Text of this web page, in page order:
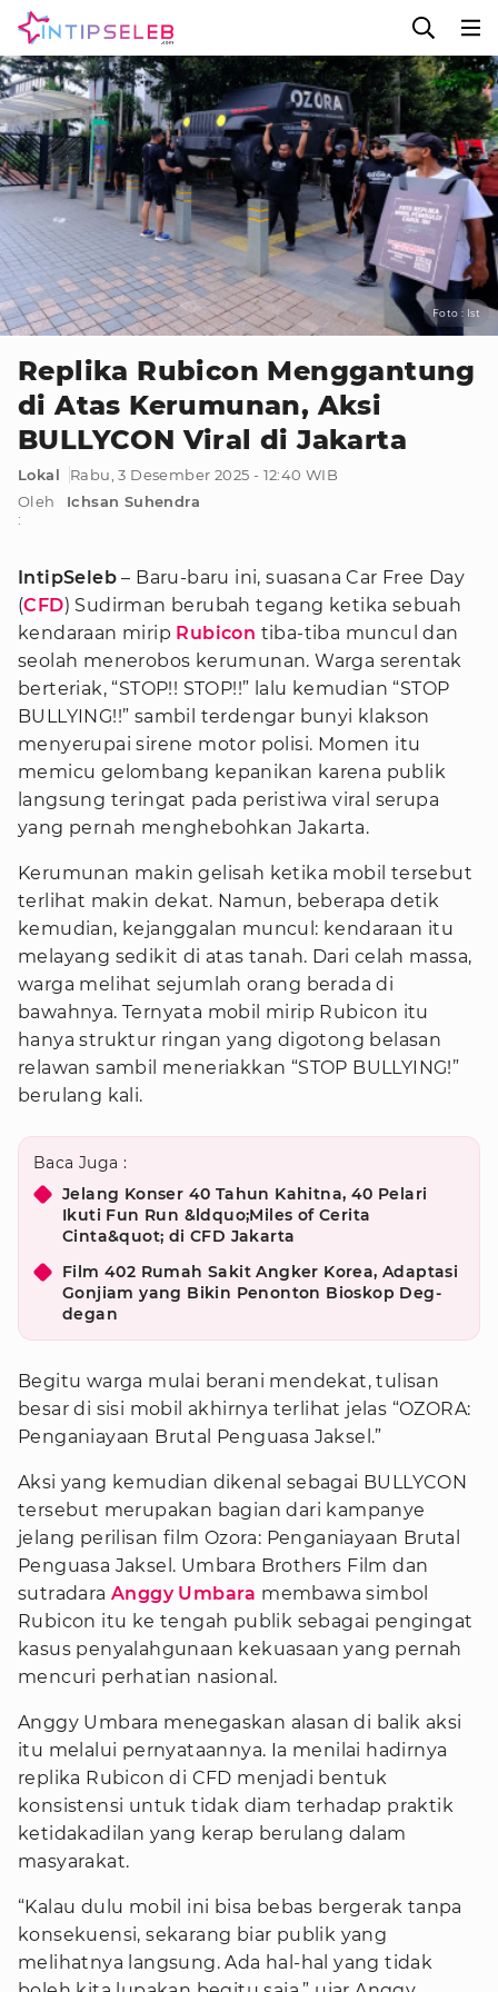
Foto : Ist
Replika Rubicon Menggantung
di Atas Kerumunan, Aksi
BULLYCON Viral di Jakarta
Lokal
Rabu, 3 Desember 2025 - 12:40 WIB
Oleh
:
Ichsan Suhendra
IntipSeleb – Baru-baru ini, suasana Car Free Day
(CFD) Sudirman berubah tegang ketika sebuah
kendaraan mirip Rubicon tiba-tiba muncul dan
seolah menerobos kerumunan. Warga serentak
berteriak, “STOP!! STOP!!” lalu kemudian “STOP
BULLYING!!” sambil terdengar bunyi klakson
menyerupai sirene motor polisi. Momen itu
memicu gelombang kepanikan karena publik
langsung teringat pada peristiwa viral serupa
yang pernah menghebohkan Jakarta.
Kerumunan makin gelisah ketika mobil tersebut
terlihat makin dekat. Namun, beberapa detik
kemudian, kejanggalan muncul: kendaraan itu
melayang sedikit di atas tanah. Dari celah massa,
warga melihat sejumlah orang berada di
bawahnya. Ternyata mobil mirip Rubicon itu
hanya struktur ringan yang digotong belasan
relawan sambil meneriakkan “STOP BULLYING!”
berulang kali.
Baca Juga :
Jelang Konser 40 Tahun Kahitna, 40 Pelari
Ikuti Fun Run &ldquo;Miles of Cerita
Cinta&quot; di CFD Jakarta
Film 402 Rumah Sakit Angker Korea, Adaptasi
Gonjiam yang Bikin Penonton Bioskop Deg-
degan
Begitu warga mulai berani mendekat, tulisan
besar di sisi mobil akhirnya terlihat jelas “OZORA:
Penganiayaan Brutal Penguasa Jaksel.”
Aksi yang kemudian dikenal sebagai BULLYCON
tersebut merupakan bagian dari kampanye
jelang perilisan film Ozora: Penganiayaan Brutal
Penguasa Jaksel. Umbara Brothers Film dan
sutradaraAnggy Umbara membawa simbol
Rubicon itu ke tengah publik sebagai pengingat
kasus penyalahgunaan kekuasaan yang pernah
mencuri perhatian nasional.
Anggy Umbara menegaskan alasan di balik aksi
itu melalui pernyataannya. Ia menilai hadirnya
replika Rubicon di CFD menjadi bentuk
konsistensi untuk tidak diam terhadap praktik
ketidakadilan yang kerap berulang dalam
masyarakat.
“Kalau dulu mobil ini bisa bebas bergerak tanpa
konsekuensi, sekarang biar publik yang
melihatnya langsung. Ada hal-hal yang tidak